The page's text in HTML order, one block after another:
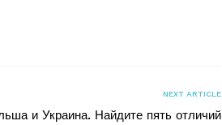
NEXT ARTICLE
и Украина. Найдите пять отличий